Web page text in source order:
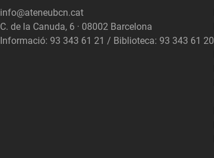
info@ateneubcn.cat
C. de la Canuda, 6 · 08002 Barcelona
Informació: 93 343 61 21 / Biblioteca: 93 343 61 20